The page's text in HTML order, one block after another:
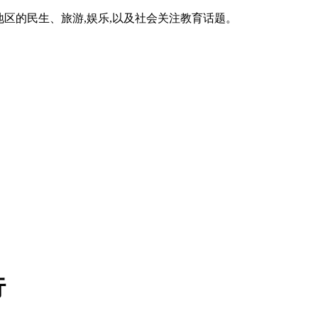
的民生、旅游,娱乐,以及社会关注教育话题。